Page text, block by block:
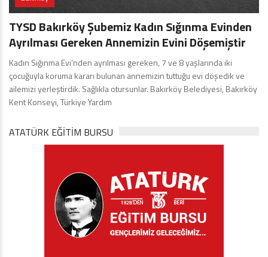
TYSD Bakırköy Şubemiz Kadın Sığınma Evinden
Ayrılması Gereken Annemizin Evini Döşemiştir
Kadın Sığınma Evi’nden ayrılması gereken, 7 ve 8 yaşlarında iki
çocuğuyla koruma kararı bulunan annemizin tuttuğu evi döşedik ve
ailemizi yerleştirdik. Sağlıkla otursunlar. Bakırköy Belediyesi, Bakırköy
Kent Konseyi, Türkiye Yardım
ATATÜRK EĞITIM BURSU